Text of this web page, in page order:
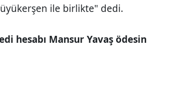
ile birlikte" dedi.
hesabı Mansur Yavaş ödesin